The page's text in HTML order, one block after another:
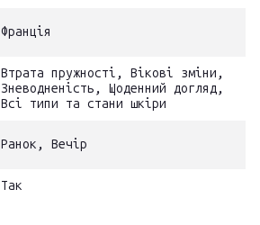
Франція
Втрата пружності, Вікові зміни,
Зневодненість, Щоденний догляд,
Всі типи та стани шкіри
Ранок, Вечір
Так